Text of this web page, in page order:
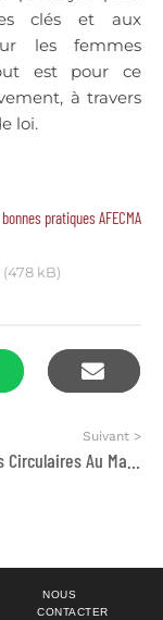
clés et aux
les femmes
est pour ce
à travers
loi.
pratiques AFECMA
(478 kB)
Suivant >
NOUS
CONTACTER